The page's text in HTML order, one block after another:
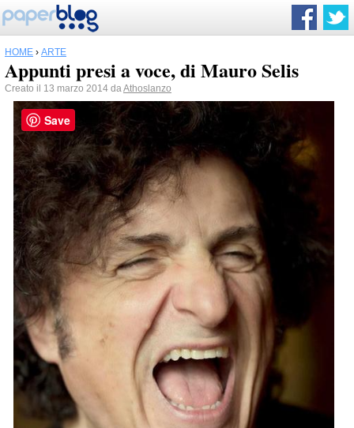
HOME › ARTE
Appunti presi a voce, di Mauro Selis
Creato il 13 marzo 2014 daAthoslanzo
Save